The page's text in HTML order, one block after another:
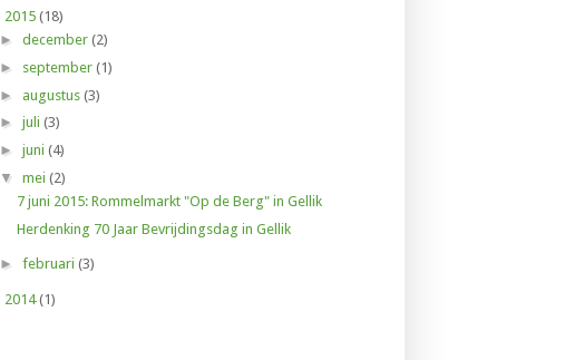
2015 (18)
► december (2)
► september (1)
► augustus (3)
► juli (3)
► juni (4)
▼ mei (2)
7 juni 2015: Rommelmarkt "Op de Berg" in Gellik
Herdenking 70 Jaar Bevrijdingsdag in Gellik
► februari (3)
2014(1)